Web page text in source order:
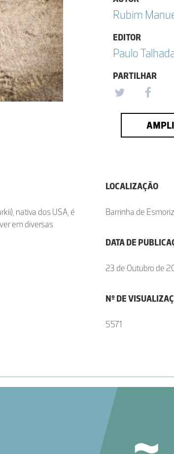
Rubim
EDITOR
Paulo
PARTILHAR
nativa dos USA, é
em diversas
LOCALIZAÇÃO
Barrinha de Esmoriz
DATA DE
23 de Outubro de
Nº DE
5571